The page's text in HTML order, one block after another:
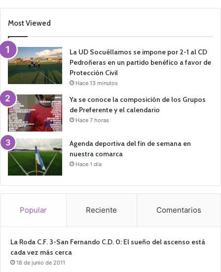
Most Viewed
La UD Socuéllamos se impone por 2-1 al CD
Pedroñeras en un partido benéfico a favor de
Protección Civil
Hace 13 minutos
Ya se conoce la composición de los Grupos
de Preferente y el calendario
Hace 7 horas
Agenda deportiva del fin de semana en
nuestra comarca
Hace 1 día
Popular Reciente Comentarios
La Roda C.F. 3-San Fernando C.D. 0: El sueño del ascenso está
cada vez más cerca
18 de junio de 2011